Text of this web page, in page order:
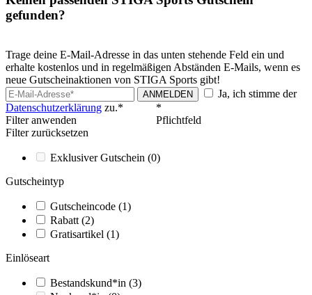
gefunden?
Trage deine E-Mail-Adresse in das unten stehende Feld ein und
erhalte kostenlos und in regelmäßigen Abständen E-Mails, wenn es
neue Gutscheinaktionen von STIGA Sports gibt!
ANMELDEN
Ja, ich stimme der
Datenschutzerklärung zu.*
*
Pflichtfeld
Filter anwenden
Filter zurücksetzen
Exklusiver Gutschein (0)
Gutscheintyp
Gutscheincode (1)
Rabatt (2)
Gratisartikel (1)
Einlöseart
Bestandskund*in (3)